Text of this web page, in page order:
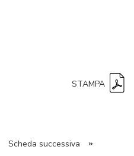
STAMPA
Scheda successiva »